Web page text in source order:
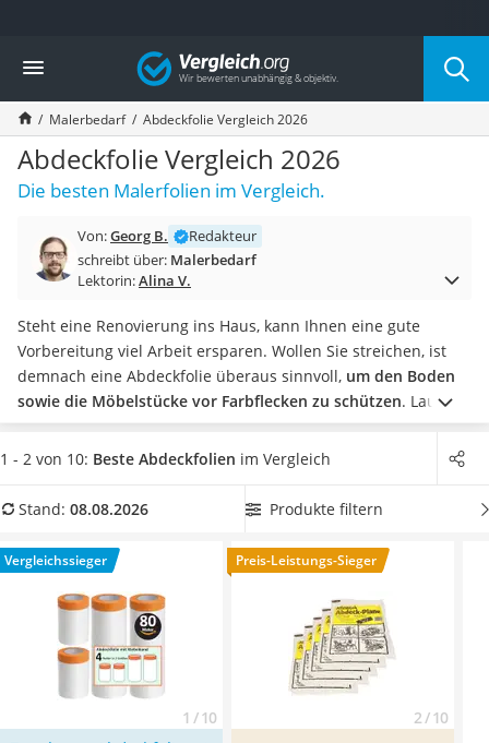
Die beliebtesten Vergleiche nach Kategorie
Baumarkt
Tresor feuerfest
Makita-Akku-Rasenmäher
Kappsäge
Smartes Türschloss
Akku-Rasentrimmer
Feuchtigkeitsmessgerät
Split-Klimaanlage 2 Innengeräte
Pelletofen
Tiefbrunnenpumpe
Fliesenschneider
Hochdruckreiniger
Doppelschleifer
Überwachungskamera
Benzinrasenmäher mit Elektrostart
Löschdecke
Winterharte Palmen
Gasdurchlauferhitzer
Vergleich
Malerbedarf Abdeckfolie Vergleich 2026
Abdeckfolie Vergleich 2026
Die besten Malerfolien im Vergleich.
Von:Georg B.
Redakteur
schreibt über: Malerbedarf
Lektorin:Alina V.
Steht eine Renovierung ins Haus, kann Ihnen eine gute
Vorbereitung viel Arbeit ersparen. Wollen Sie streichen, ist
demnach eine Abdeckfolie überaus sinnvoll, um den Boden
sowie die Möbelstücke vor Farbflecken zu schützen. Laut
diversen Online-Tests können Sie mit einerAbdeckplaneIhre
Einrichtung aber nicht nur vor Farbe schützen, sondern auch
Abdeckfolie mit Klebeband
, um die Folie einfach und sicher
2026 besonders das Modell
Zwerkzeug Abdeckfolie mit
Klebeband* mit seinen Eigenschaften.
1 - 2 von 10: Beste Abdeckfolien im Vergleich
Stand: 08.08.2026 Produkte filtern
Vergleichssieger
1 / 10
Preis-Leistungs-Sieger
2 / 10